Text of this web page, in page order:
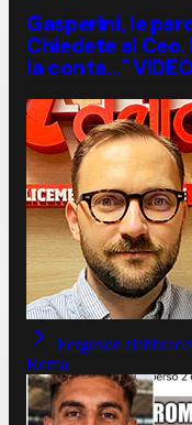
Gasperini, le
Chiedete al
la conta..." VIDEO
Ferguson
Roma